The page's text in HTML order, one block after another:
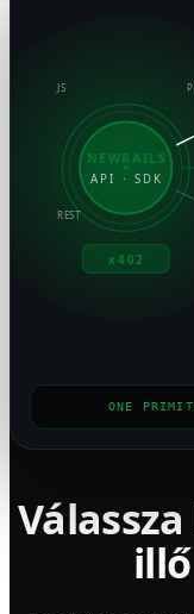
NEWRAILS
API · SDK
x402
JS
REST
ONE